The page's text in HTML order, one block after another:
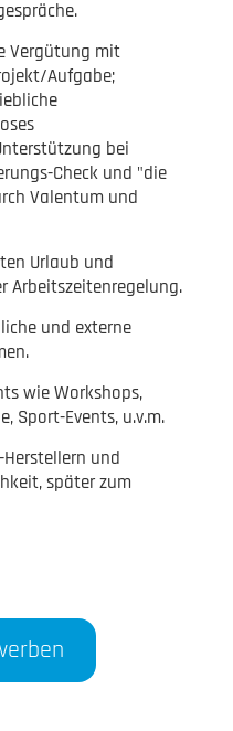
Vergütung mit
Aufgabe;
bei
Check und "die
Valentum und
Urlaub und
Arbeitszeitenregelung.
und externe
wie Workshops,
Sport-Events, u.v.m.
und
später zum